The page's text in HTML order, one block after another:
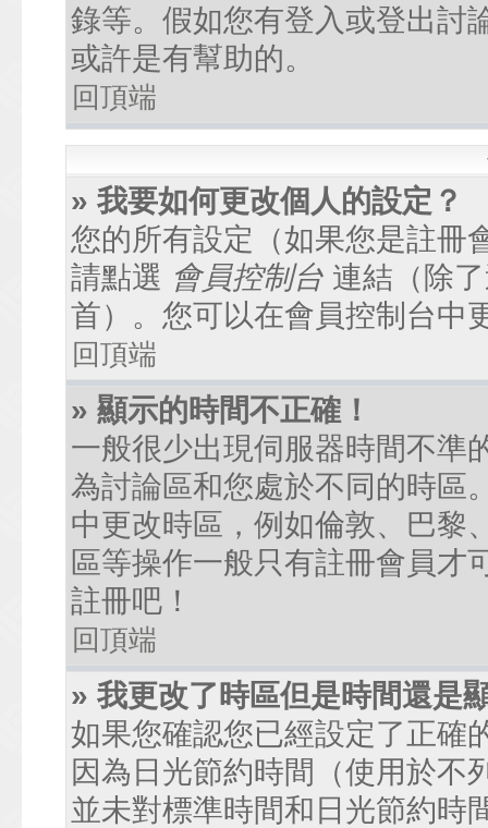
錄等。假如您有登入或登出討
或許是有幫助的。
回頂端
» 我要如何更改個人的設定？
您的所有設定（如果您是註冊
請點選 會員控制台 連結（除
首）。您可以在會員控制台中
回頂端
» 顯示的時間不正確！
一般很少出現伺服器時間不準
為討論區和您處於不同的時區
中更改時區，例如倫敦、巴黎
區等操作一般只有註冊會員才
註冊吧！
回頂端
» 我更改了時區但是時間還是
如果您確認您已經設定了正確
因為日光節約時間（使用於不
並未對標準時間和日光節約時